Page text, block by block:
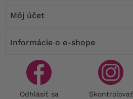
Môj účet
Informácie o e-shope
Odhlásiť sa Skontrolovať